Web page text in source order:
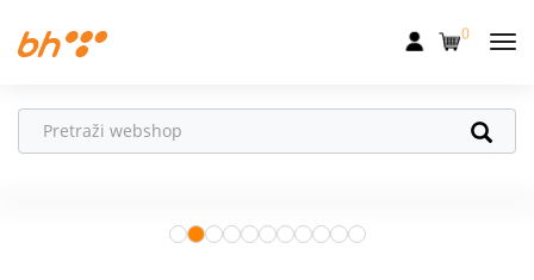
Fiksna
0
Ne propusti
od 04.08.–31.08. očekuju te
super pokloni!